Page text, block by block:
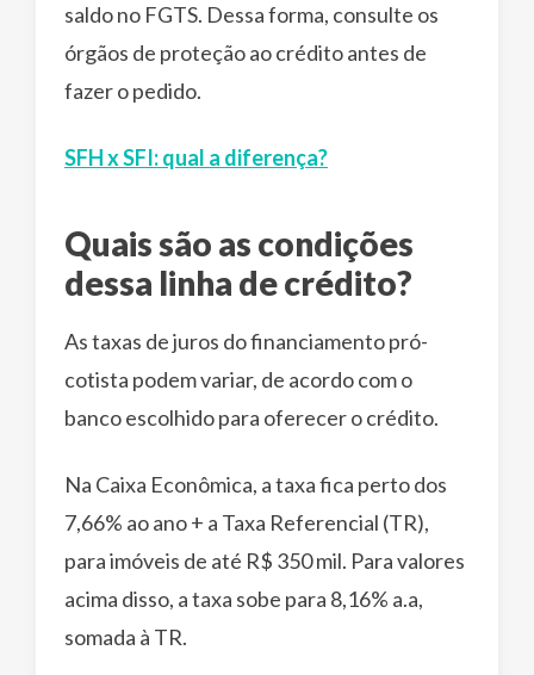
saldo no FGTS. Dessa forma, consulte os
órgãos de proteção ao crédito antes de
fazer o pedido.
SFH x SFI: qual a diferença?
Quais são as condições
dessa linha de crédito?
As taxas de juros do financiamento pró-
cotista podem variar, de acordo com o
banco escolhido para oferecer o crédito.
Na Caixa Econômica, a taxa fica perto dos
7,66% ao ano + a Taxa Referencial (TR),
para imóveis de até R$ 350 mil. Para valores
acima disso, a taxa sobe para 8,16% a.a,
somada à TR.